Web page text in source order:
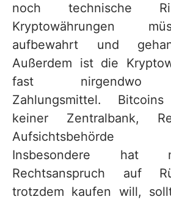
noch technische
Kryptowährungen
aufbewahrt und
Außerdem ist die
fast nirgendwo
Zahlungsmittel.
keiner Zentralbank,
Aufsichtsbehörde
Insbesondere hat
Rechtsanspruch auf
trotzdem kaufen will,